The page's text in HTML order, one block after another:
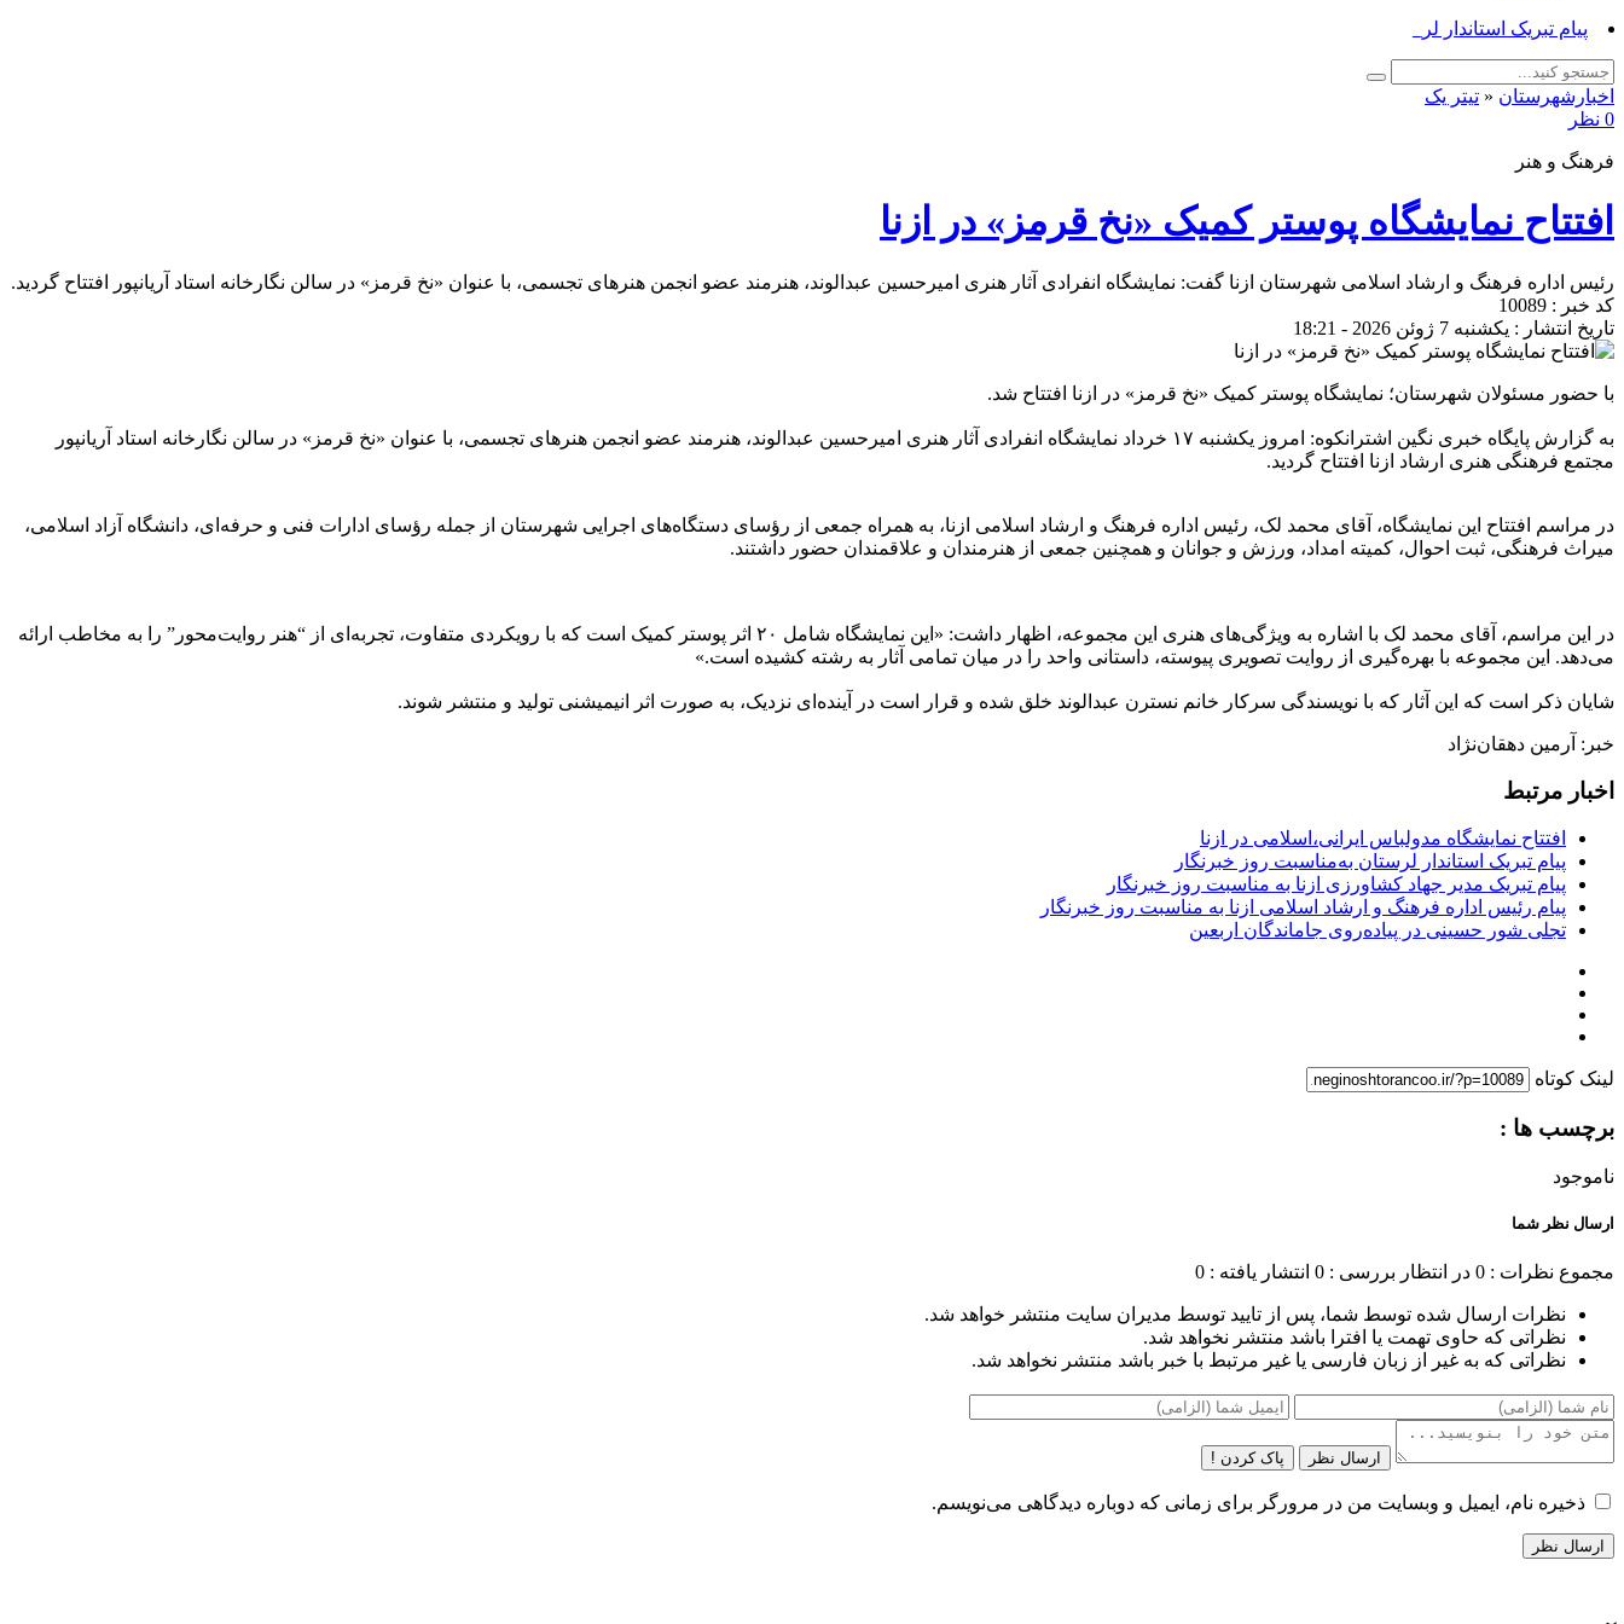
پیام تبریک استاندار لرستان به‌مناسبت_
اخبارشهرستان « تیتر یک
0 نظر
فرهنگ و هنر
افتتاح نمایشگاه پوستر کمیک «نخ قرمز» در ازنا
رئیس اداره فرهنگ و ارشاد اسلامی شهرستان ازنا گفت: نمایشگاه انفرادی آثار هنری امیرحسین عبدالوند، هنرمند عضو انجمن هنرهای تجسمی، با عنوان «نخ قرمز» در سالن نگارخانه استاد آریانپور افتتاح گردید.
کد خبر : 10089
تاریخ انتشار : یکشنبه 7 ژوئن 2026 - 18:21
با حضور مسئولان شهرستان؛ نمایشگاه پوستر کمیک «نخ قرمز» در ازنا افتتاح شد.
به گزارش پایگاه خبری نگین اشترانکوه: امروز یکشنبه ۱۷ خرداد نمایشگاه انفرادی آثار هنری امیرحسین عبدالوند، هنرمند عضو انجمن هنرهای تجسمی، با عنوان «نخ قرمز» در سالن نگارخانه استاد آریانپور
مجتمع فرهنگی هنری ارشاد ازنا افتتاح گردید.
‌در مراسم افتتاح این نمایشگاه، آقای محمد لک، رئیس اداره فرهنگ و ارشاد اسلامی ازنا، به همراه جمعی از رؤسای دستگاه‌های اجرایی شهرستان از جمله رؤسای ادارات فنی و حرفه‌ای، دانشگاه آزاد اسلامی،
میراث فرهنگی، ثبت احوال، کمیته امداد، ورزش و جوانان و همچنین جمعی از هنرمندان و علاقمندان حضور داشتند.
در این مراسم، آقای محمد لک با اشاره به ویژگی‌های هنری این مجموعه، اظهار داشت: «این نمایشگاه شامل ۲۰ اثر پوستر کمیک است که با رویکردی متفاوت، تجربه‌ای از “هنر روایت‌محور” را به مخاطب ارائه
می‌دهد. این مجموعه با بهره‌گیری از روایت تصویری پیوسته، داستانی واحد را در میان تمامی آثار به رشته کشیده است.»
شایان ذکر است که این آثار که با نویسندگی سرکار خانم نسترن عبدالوند خلق شده‌ و قرار است در آینده‌ای نزدیک، به صورت اثر انیمیشنی تولید و منتشر شوند.
خبر: آرمین دهقان‌نژاد
اخبار مرتبط
افتتاح نمایشگاه مدولباس ایرانی،اسلامی در ازنا
پیام تبریک استاندار لرستان به‌مناسبت روز خبرنگار
پیام تبریک مدیر جهاد کشاورزی ازنا به مناسبت روز خبرنگار
پیام رئیس اداره فرهنگ و ارشاد اسلامی ازنا به مناسبت روز خبرنگار
تجلی شور حسینی در پیاده‌روی جاماندگان اربعین
لینک کوتاه
برچسب ها :
ناموجود
ارسال نظر شما
مجموع نظرات : 0 در انتظار بررسی : 0 انتشار یافته : 0
نظرات ارسال شده توسط شما، پس از تایید توسط مدیران سایت منتشر خواهد شد.
نظراتی که حاوی تهمت یا افترا باشد منتشر نخواهد شد.
نظراتی که به غیر از زبان فارسی یا غیر مرتبط با خبر باشد منتشر نخواهد شد.
ارسال نظر پاک کردن !
ذخیره نام، ایمیل و وبسایت من در مرورگر برای زمانی که دوباره دیدگاهی می‌نویسم.